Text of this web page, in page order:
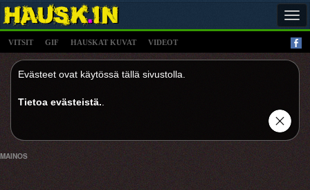
VITSIT GIF HAUSKAT KUVAT VIDEOT
Evästeet ovat käytössä tällä sivustolla.
Tietoa evästeistä.
MAINOS